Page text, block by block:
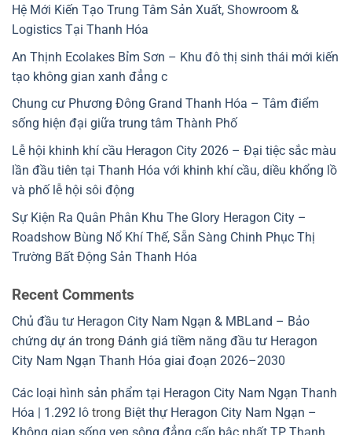
Hệ Mới Kiến Tạo Trung Tâm Sản Xuất, Showroom &
Logistics Tại Thanh Hóa
An Thịnh Ecolakes Bỉm Sơn – Khu đô thị sinh thái mới kiến
tạo không gian xanh đẳng c
Chung cư Phương Đông Grand Thanh Hóa – Tâm điểm
sống hiện đại giữa trung tâm Thành Phố
Lễ hội khinh khí cầu Heragon City 2026 – Đại tiệc sắc màu
lần đầu tiên tại Thanh Hóa với khinh khí cầu, diều khổng lồ
và phố lễ hội sôi động
Sự Kiện Ra Quân Phân Khu The Glory Heragon City –
Roadshow Bùng Nổ Khí Thế, Sẵn Sàng Chinh Phục Thị
Trường Bất Động Sản Thanh Hóa
Recent Comments
Chủ đầu tư Heragon City Nam Ngạn & MBLand – Bảo
chứng dự án trong Đánh giá tiềm năng đầu tư Heragon
City Nam Ngạn Thanh Hóa giai đoạn 2026–2030
Các loại hình sản phẩm tại Heragon City Nam Ngạn Thanh
Hóa | 1.292 lô trong Biệt thự Heragon City Nam Ngạn –